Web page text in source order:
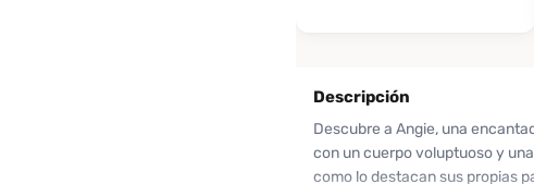
Descripción
Descubre a Angie, una
con un cuerpo voluptuoso y
como lo destacan sus propias